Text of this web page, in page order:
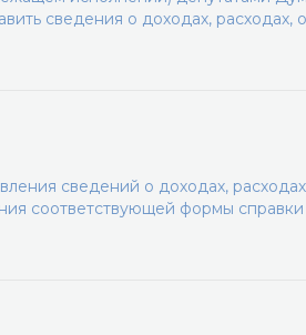
сведения о доходах, расходах,
сведений о доходах,
соответствующей формы справки